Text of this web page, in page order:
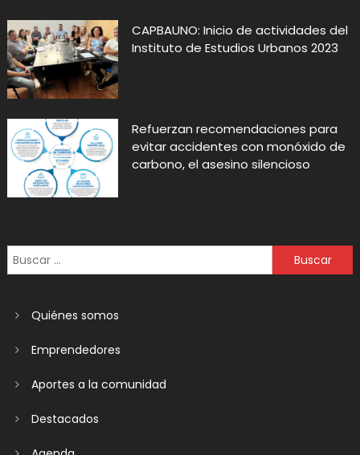
CAPBAUNO: Inicio de actividades del
Instituto de Estudios Urbanos 2023
Refuerzan recomendaciones para
evitar accidentes con monóxido de
carbono, el asesino silencioso
Quiénes somos
Emprendedores
Aportes a la comunidad
Destacados